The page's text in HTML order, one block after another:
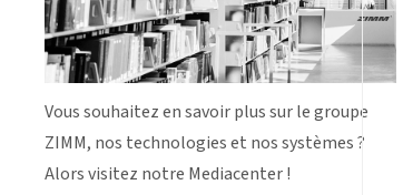
Vous souhaitez en savoir plus sur le groupe
ZIMM, nos technologies et nos systèmes ?
Alors visitez notre Mediacenter !